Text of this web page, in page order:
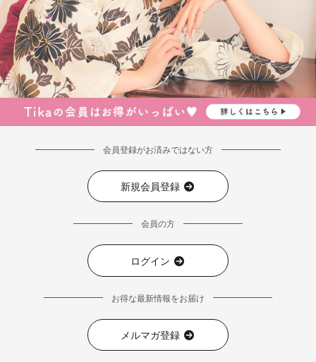
会員登録がお済みではない方
新規会員登録
会員の方
ログイン
お得な最新情報をお届け
メルマガ登録